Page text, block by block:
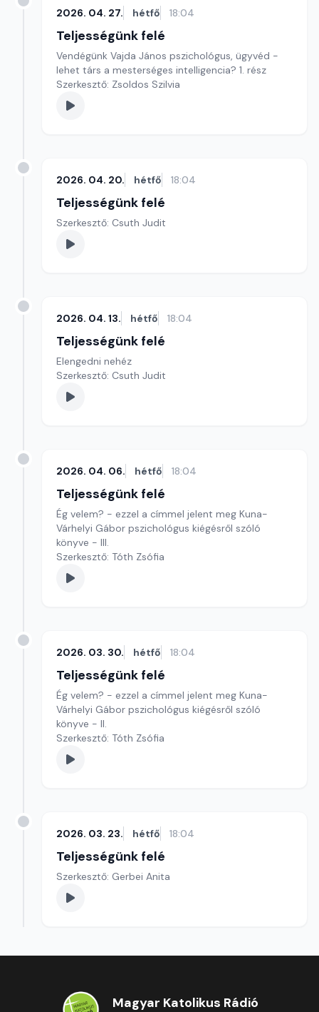
2026. 04. 27. hétfő 18:04
Teljességünk felé
Vendégünk Vajda János pszichológus, ügyvéd -
lehet társ a mesterséges intelligencia? 1. rész
Szerkesztő: Zsoldos Szilvia
2026. 04. 20. hétfő 18:04
Teljességünk felé
Szerkesztő: Csuth Judit
2026. 04. 13. hétfő 18:04
Teljességünk felé
Elengedni nehéz
Szerkesztő: Csuth Judit
2026. 04. 06. hétfő 18:04
Teljességünk felé
Ég velem? - ezzel a címmel jelent meg Kuna-
Várhelyi Gábor pszichológus kiégésről szóló
könyve - III.
Szerkesztő: Tóth Zsófia
2026. 03. 30. hétfő 18:04
Teljességünk felé
Ég velem? - ezzel a címmel jelent meg Kuna-
Várhelyi Gábor pszichológus kiégésről szóló
könyve - II.
Szerkesztő: Tóth Zsófia
2026. 03. 23. hétfő 18:04
Teljességünk felé
Szerkesztő: Gerbei Anita
Magyar Katolikus Rádió